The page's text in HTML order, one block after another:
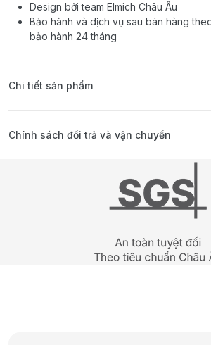
Design bởi team Elmich Châu Âu
Bảo hành và dịch vụ sau bán hàng
bảo hành 24 tháng
Chi tiết sản phẩm
Chính sách đổi trả và vận chuyển